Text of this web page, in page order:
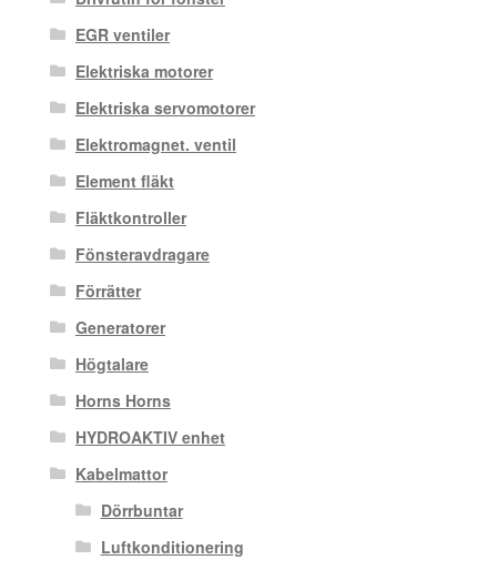
EGR ventiler
Elektriska motorer
Elektriska servomotorer
Elektromagnet. ventil
Element fläkt
Fläktkontroller
Fönsteravdragare
Förrätter
Generatorer
Högtalare
Horns Horns
HYDROAKTIV enhet
Kabelmattor
Dörrbuntar
Luftkonditionering